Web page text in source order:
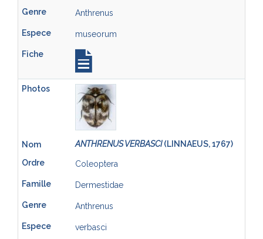
Anthrenus
museorum
ANTHRENUS VERBASCI(LINNAEUS, 1767)
Coleoptera
Dermestidae
Anthrenus
verbasci